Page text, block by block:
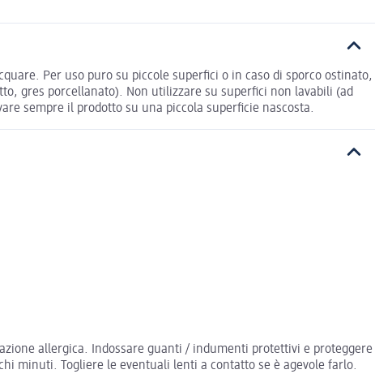
Per uso puro su piccole superfici o in caso di sporco ostinato,
gres porcellanato). Non utilizzare su superfici non lavabili (ad
sempre il prodotto su una piccola superficie nascosta.
allergica. Indossare guanti / indumenti protettivi e proteggere
minuti. Togliere le eventuali lenti a contatto se è agevole farlo.